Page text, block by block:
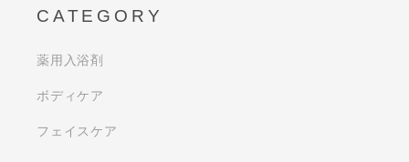
CATEGORY
薬用入浴剤
ボディケア
フェイスケア